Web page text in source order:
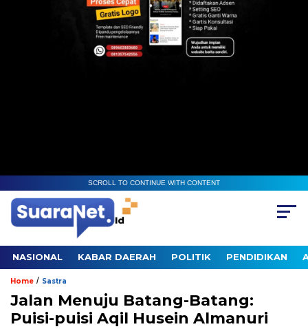
SCROLL TO CONTINUE WITH CONTENT
NASIONAL KABAR DAERAH POLITIK PENDIDIKAN
Home / Sastra
Jalan Menuju Batang-Batang:
Puisi-puisi Aqil Husein Almanuri